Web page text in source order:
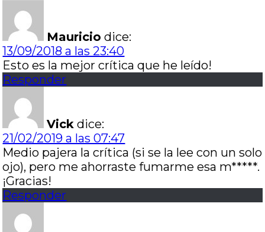
Mauricio dice:
13/09/2018 a las 23:40
Esto es la mejor crítica que he leído!
Responder
Vick dice:
21/02/2019 a las 07:47
Medio pajera la crítica (si se la lee con un solo
ojo), pero me ahorraste fumarme esa m*****.
¡Gracias!
Responder